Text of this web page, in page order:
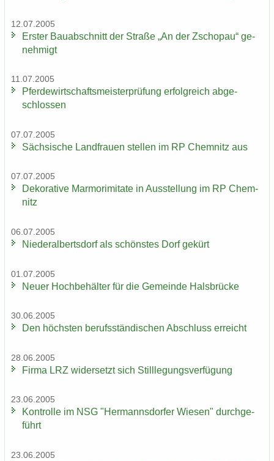
12.07.2005
Ers­ter Bau­ab­schnitt der Stra­ße „An der Zscho­pau“ ge­
neh­migt
11.07.2005
Pfer­de­wirt­schafts­meis­ter­prü­fung er­folg­reich ab­ge­
schlos­sen
07.07.2005
Säch­si­sche Land­frau­en stel­len im RP Chem­nitz aus
07.07.2005
De­ko­ra­ti­ve Mar­mo­r­imi­ta­te in Aus­stel­lung im RP Chem­
nitz
06.07.2005
Nie­der­al­berts­dorf als schöns­tes Dorf ge­kürt
01.07.2005
Neuer Hoch­be­häl­ter für die Ge­mein­de Hals­brü­cke
30.06.2005
Den höchs­ten be­rufs­stän­di­schen Ab­schluss er­reicht
28.06.2005
Firma LRZ wi­der­setzt sich Still­le­gungs­ver­fü­gung
23.06.2005
Kon­trol­le im NSG "Her­manns­dor­fer Wie­sen" durch­ge­
führt
23.06.2005